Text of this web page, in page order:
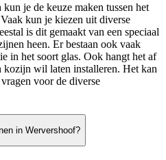
je de keuze maken tussen het
kun je kiezen uit diverse
is dit gemaakt van een speciaal
heen. Er bestaan ook vaak
in het soort glas. Ook hangt het af
kozijn wil laten installeren. Het kan
voor de diverse
in Wervershoof?